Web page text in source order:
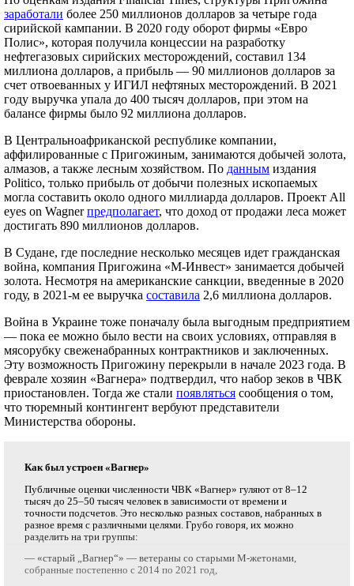
заработали более 250 миллионов долларов за четыре года
сирийской кампании. В 2020 году оборот фирмы «Евро
Полис», которая получила концессии на разработку
нефтегазовых сирийских месторождений, составил 134
миллиона долларов, а прибыль — 90 миллионов долларов за
счет отвоеванных у ИГИЛ нефтяных месторождений. В 2021
году выручка упала до 400 тысяч долларов, при этом на
балансе фирмы было 92 миллиона долларов.
В Центральноафриканской республике компании,
аффилированные с Пригожиным, занимаются добычей золота,
алмазов, а также лесным хозяйством. По данным издания
Politico, только прибыль от добычи полезных ископаемых
могла составить около одного миллиарда долларов. Проект All
eyes on Wagnerпредполагает, что доход от продажи леса может
достигать 890 миллионов долларов.
В Судане, где последние несколько месяцев идет гражданская
война, компания Пригожина «М-Инвест» занимается добычей
золота. Несмотря на американские санкции, введенные в 2020
году, в 2021-м ее выручка составила 2,6 миллиона долларов.
Война в Украине тоже поначалу была выгодным предприятием
— пока ее можно было вести на своих условиях, отправляя в
мясорубку свеженабранных контрактников и заключенных.
Эту возможность Пригожину перекрыли в начале 2023 года. В
феврале хозяин «Вагнера» подтвердил, что набор зеков в ЧВК
приостановлен. Тогда же стали появляться сообщения о том,
что тюремный контингент вербуют представители
Министерства обороны.
Как был устроен «Вагнер»
Публичные оценки численности ЧВК «Вагнер» гуляют от 8–12
тысяч до 25–50 тысяч человек в зависимости от времени и
точности подсчетов. Это несколько разных составов, набранных в
разное время с различными целями. Грубо говоря, их можно
разделить на три группы:
— «старый „Вагнер“» — ветераны со старыми М-жетонами,
собранные постепенно с 2014 по 2021 год,